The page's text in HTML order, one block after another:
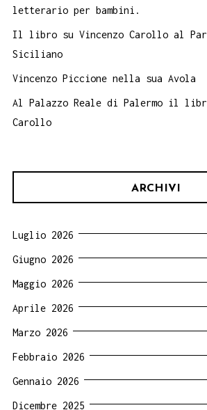
letterario per bambini.
Il libro su Vincenzo Carollo al
Siciliano
Vincenzo Piccione nella sua Avola
Al Palazzo Reale di Palermo il
Carollo
ARCHIVI
Luglio 2026
Giugno 2026
Maggio 2026
Aprile 2026
Marzo 2026
Febbraio 2026
Gennaio 2026
Dicembre 2025